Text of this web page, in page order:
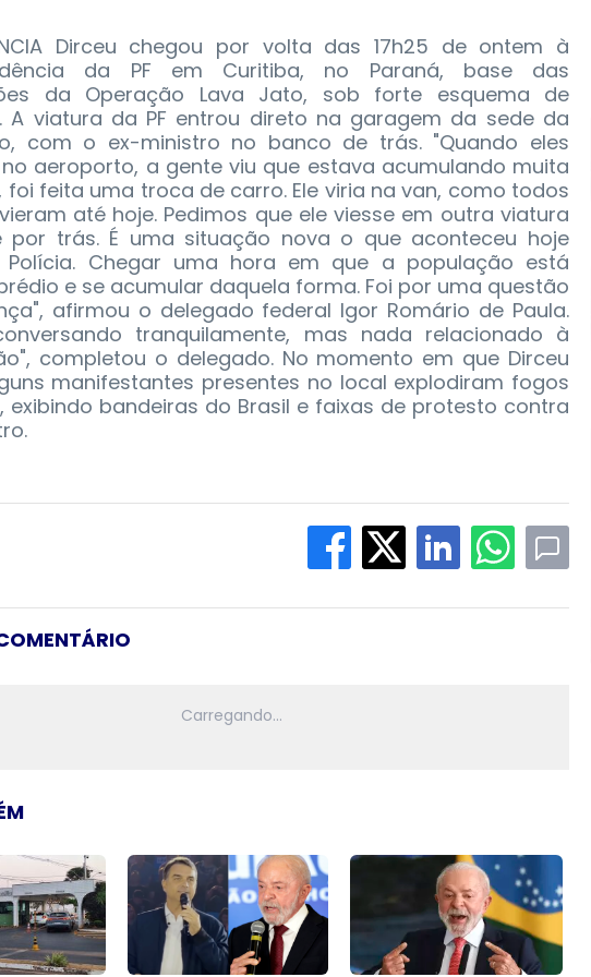
Dirceu chegou por volta das 17h25 de ontem à
da PF em Curitiba, no Paraná, base das
da Operação Lava Jato, sob forte esquema de
A viatura da PF entrou direto na garagem da sede da
com o ex-ministro no banco de trás. "Quando eles
aeroporto, a gente viu que estava acumulando muita
foi feita uma troca de carro. Ele viria na van, como todos
até hoje. Pedimos que ele viesse em outra viatura
por trás. É uma situação nova o que aconteceu hoje
Chegar uma hora em que a população está
e se acumular daquela forma. Foi por uma questão
afirmou o delegado federal Igor Romário de Paula.
tranquilamente, mas nada relacionado à
completou o delegado. No momento em que Dirceu
manifestantes presentes no local explodiram fogos
exibindo bandeiras do Brasil e faixas de protesto contra